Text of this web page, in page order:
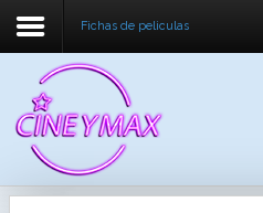
Fichas de peliculasREGISTER